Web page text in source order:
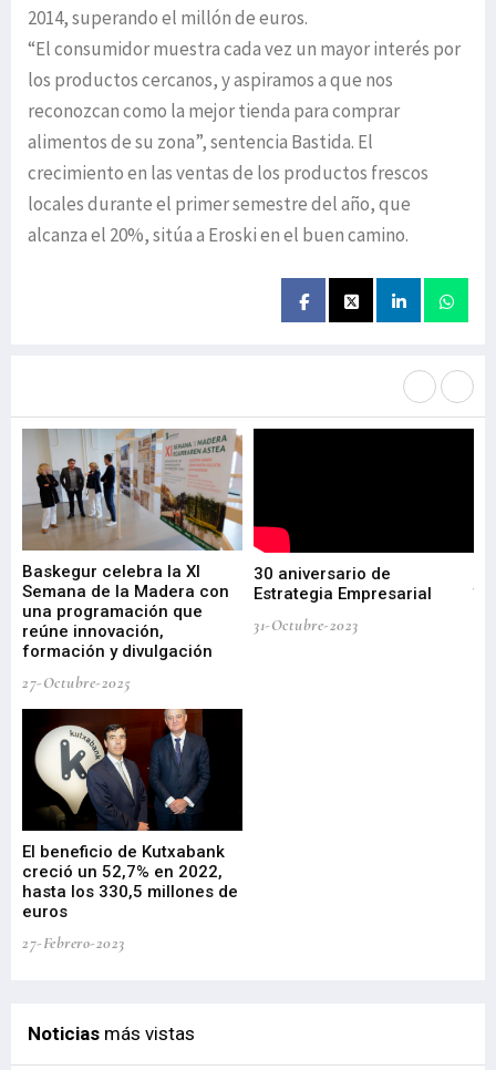
2014, superando el millón de euros.
“El consumidor muestra cada vez un mayor interés por
los productos cercanos, y aspiramos a que nos
reconozcan como la mejor tienda para comprar
alimentos de su zona”, sentencia Bastida. El
crecimiento en las ventas de los productos frescos
locales durante el primer semestre del año, que
alcanza el 20%, sitúa a Eroski en el buen camino.
Baskegur celebra la XI
Semana de la Madera con
una programación que
reúne innovación,
formación y divulgación
27-Octubre-2025
30 aniversario de
Estrategia Empresarial
31-Octubre-2023
El beneficio de Kutxabank
creció un 52,7% en 2022,
hasta los 330,5 millones de
euros
27-Febrero-2023
Noticias más vistas